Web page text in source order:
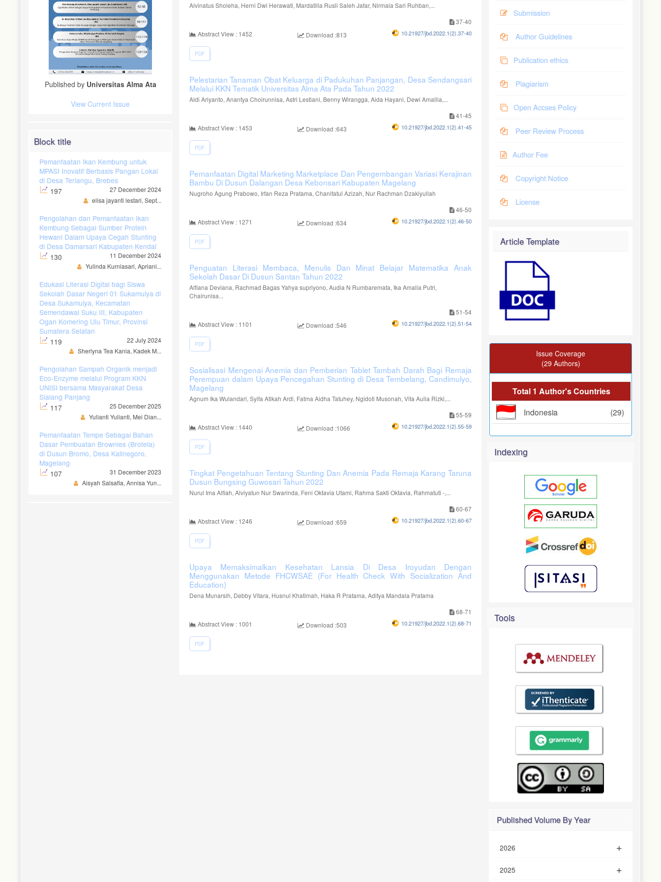
Published by Universitas Alma Ata
View Current Issue
Block title
Pemanfaatan Ikan Kembung untuk
MPASI Inovatif Berbasis Pangan Lokal
di Desa Terlangu, Brebes
197
27 December 2024
elisa jayanti lestari, Sept...
Pengolahan dan Pemanfaatan Ikan
Kembung Sebagai Sumber Protein
Hewani Dalam Upaya Cegah Stunting
di Desa Damarsari Kabupaten Kendal
130
11 December 2024
Yulinda Kurniasari, Apriani...
Edukasi Literasi Digital bagi Siswa
Sekolah Dasar Negeri 01 Sukamulya di
Desa Sukamulya, Kecamatan
Semendawai Suku III, Kabupaten
Ogan Komering Ulu Timur, Provinsi
Sumatera Selatan
119
22 July 2024
Sherlyna Tea Kania, Kadek M...
Pengolahan Sampah Organik menjadi
Eco-Enzyme melalui Program KKN
UNISI bersama Masyarakat Desa
Sialang Panjang
117
25 December 2025
Yulianti Yulianti, Mei Dian...
Pemanfaatan Tempe Sebagai Bahan
Dasar Pembuatan Brownies (Brotela)
di Dusun Bromo, Desa Kalinegoro,
Magelang
107
31 December 2023
Aisyah Salsafia, Annisa Yun...
Alvinatus Sholeha, Herni Dwi Herawati, Mardatilla Rusli Saleh Jafar, Nirmala Sari Ruhban,...
37-40
Abstract View : 1452
Download :813 10.21927/jbd.2022.1(2).37-40
PDF
Pelestarian Tanaman Obat Keluarga di Padukuhan Panjangan, Desa Sendangsari
Melalui KKN Tematik Universitas Alma Ata Pada Tahun 2022
Aldi Ariyanto, Anantya Choirunnisa, Astri Lestiani, Benny Wirangga, Aida Hayani, Dewi Amallia,...
41-45
Abstract View : 1453
Download :643 10.21927/jbd.2022.1(2).41-45
PDF
Pemanfaatan Digital Marketing Marketplace Dan Pengembangan Variasi Kerajinan
Bambu Di Dusun Dalangan Desa Kebonsari Kabupaten Magelang
Nugroho Agung Prabowo, Irfan Reza Pratama, Chanifatul Azizah, Nur Rachman Dzakiyullah
46-50
Abstract View : 1271
Download :634 10.21927/jbd.2022.1(2).46-50
PDF
Penguatan Literasi Membaca, Menulis Dan Minat Belajar Matematika Anak
Sekolah Dasar Di Dusun Santan Tahun 2022
Alfiana Deviana, Rachmad Bagas Yahya supriyono, Audia N Rumbaremata, Ika Amalia Putri,
Chairunisa...
51-54
Abstract View : 1101
Download :546 10.21927/jbd.2022.1(2).51-54
PDF
Sosialisasi Mengenai Anemia dan Pemberian Tablet Tambah Darah Bagi Remaja
Perempuan dalam Upaya Pencegahan Stunting di Desa Tembelang, Candimulyo,
Magelang
Agnum Ika Wulandari, Syifa Atikah Ardi, Fatma Aidha Tatuhey, Ngidoti Musonah, Vita Aulia Rizki,...
55-59
Abstract View : 1440
Download :1066 10.21927/jbd.2022.1(2).55-59
PDF
Tingkat Pengetahuan Tentang Stunting Dan Anemia Pada Remaja Karang Taruna
Dusun Bungsing Guwosari Tahun 2022
Nurul Ima Alfiah, Alviyatun Nur Swarinda, Feni Oktavia Utami, Rahma Sakti Oktavia, Rahmatuti -,...
60-67
Abstract View : 1246
Download :659 10.21927/jbd.2022.1(2).60-67
PDF
Upaya Memaksimalkan Kesehatan Lansia Di Desa Iroyudan Dengan
Menggunakan Metode FHCWSAE (For Health Check With Socialization And
Education)
Dena Munarsih, Debby Vitara, Husnul Khatimah, Haka R Pratama, Aditya Mandala Pratama
68-71
Abstract View : 1001
Download :503 10.21927/jbd.2022.1(2).68-71
PDF
Submission
Author Guidelines
Publication ethics
Plagiarism
Open Accses Policy
Peer Review Process
Author Fee
Copyright Notice
License
Article Template
Issue Coverage
(29 Authors)
Total 1 Author's Countries
Indonesia (29)
Indexing
Tools
Published Volume By Year
2026
2025